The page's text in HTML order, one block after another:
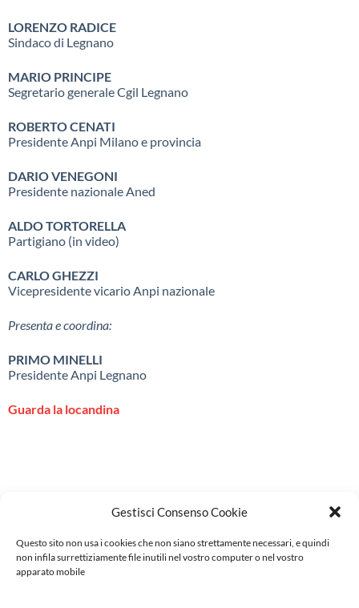
Gestisci Consenso Cookie
Questo sito non usa i cookies che non siano strettamente necessari, e quindi
non infila surrettiziamente file inutili nel vostro computer o nel vostro
apparato mobile
LORENZO RADICE
Sindaco di Legnano
MARIO PRINCIPE
Segretario generale Cgil Legnano
ROBERTO CENATI
Presidente Anpi Milano e provincia
DARIO VENEGONI
Presidente nazionale Aned
ALDO TORTORELLA
Partigiano (in video)
CARLO GHEZZI
Vicepresidente vicario Anpi nazionale
Presenta e coordina:
PRIMO MINELLI
Presidente Anpi Legnano
Guarda la locandina
DV
Saggi e impegno civile
Orizzonti metropolitani